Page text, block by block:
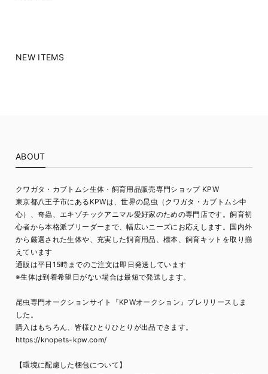
NEW ITEMS
ABOUT
クワガタ・カブトムシ生体・飼育用品販売専門ショップ KPW
東京都八王子市にあるKPWは、世界の昆虫（クワガタ・カブトムシ中
心）、奇蟲、エキゾチックアニマル愛好家のための専門店です。飼育初
心者から本格派ブリーダーまで、幅広いニーズにお応えします。国内外
から厳選された生体や、充実した飼育用品、標本、飼育キットを取り揃
えています
通販は平日15時までのご注文は即日発送しています
※生体は到着希望日がない場合は最短で発送します。
昆虫専門オークションサイト『KPWオークション』プレリリースしま
した。
購入はもちろん、皆様ひとりひとりが出品できます。
https://knopets-kpw.com/
【環境に配慮した梱包について】